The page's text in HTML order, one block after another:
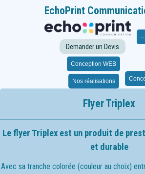
EchoPrint
Seloncourt Franche-Comté |
06
| 03 63 11 03 60| Du lundi au samedi
Sur RDV
Demander un Devis
Nos réalisations
Conception WEB
Flyer Triplex
Le flyer Triplex est un produit de
et durable
Avec sa tranche colorée (couleur au choix)